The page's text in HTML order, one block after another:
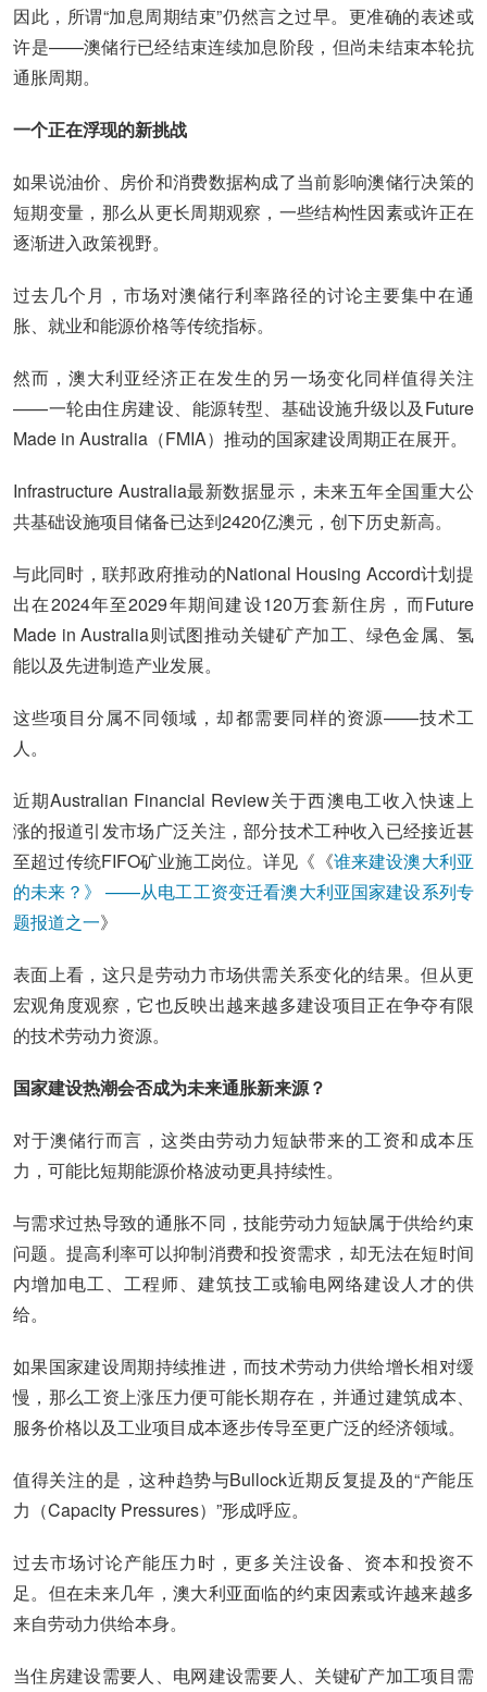
因此，所谓“加息周期结束”仍然言之过早。更准确的表述或
许是——澳储行已经结束连续加息阶段，但尚未结束本轮抗
通胀周期。
一个正在浮现的新挑战
如果说油价、房价和消费数据构成了当前影响澳储行决策的
短期变量，那么从更长周期观察，一些结构性因素或许正在
逐渐进入政策视野。
过去几个月，市场对澳储行利率路径的讨论主要集中在通
胀、就业和能源价格等传统指标。
然而，澳大利亚经济正在发生的另一场变化同样值得关注
——一轮由住房建设、能源转型、基础设施升级以及Future
Made in Australia（FMIA）推动的国家建设周期正在展开。
Infrastructure Australia最新数据显示，未来五年全国重大公
共基础设施项目储备已达到2420亿澳元，创下历史新高。
与此同时，联邦政府推动的National Housing Accord计划提
出在2024年至2029年期间建设120万套新住房，而Future
Made in Australia则试图推动关键矿产加工、绿色金属、氢
能以及先进制造产业发展。
这些项目分属不同领域，却都需要同样的资源——技术工
人。
近期Australian Financial Review关于西澳电工收入快速上
涨的报道引发市场广泛关注，部分技术工种收入已经接近甚
至超过传统FIFO矿业施工岗位。详见《《谁来建设澳大利亚
的未来？》 ——从电工工资变迁看澳大利亚国家建设系列专
题报道之一》
表面上看，这只是劳动力市场供需关系变化的结果。但从更
宏观角度观察，它也反映出越来越多建设项目正在争夺有限
的技术劳动力资源。
国家建设热潮会否成为未来通胀新来源？
对于澳储行而言，这类由劳动力短缺带来的工资和成本压
力，可能比短期能源价格波动更具持续性。
与需求过热导致的通胀不同，技能劳动力短缺属于供给约束
问题。提高利率可以抑制消费和投资需求，却无法在短时间
内增加电工、工程师、建筑技工或输电网络建设人才的供
给。
如果国家建设周期持续推进，而技术劳动力供给增长相对缓
慢，那么工资上涨压力便可能长期存在，并通过建筑成本、
服务价格以及工业项目成本逐步传导至更广泛的经济领域。
值得关注的是，这种趋势与Bullock近期反复提及的“产能压
力（Capacity Pressures）”形成呼应。
过去市场讨论产能压力时，更多关注设备、资本和投资不
足。但在未来几年，澳大利亚面临的约束因素或许越来越多
来自劳动力供给本身。
当住房建设需要人、电网建设需要人、关键矿产加工项目需